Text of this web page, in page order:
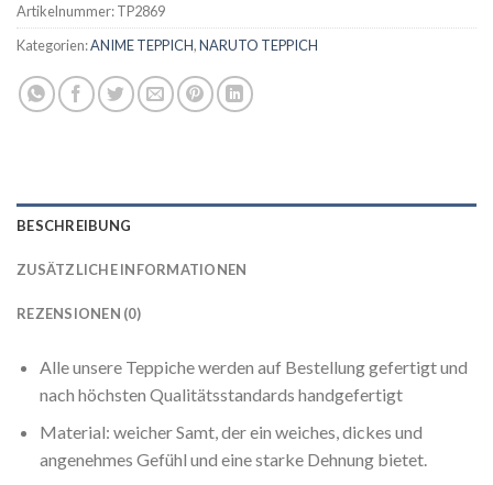
Artikelnummer:TP2869
Kategorien:ANIME TEPPICH,NARUTO TEPPICH
BESCHREIBUNG
ZUSÄTZLICHE INFORMATIONEN
REZENSIONEN (0)
Alle unsere Teppiche werden auf Bestellung gefertigt und
nach höchsten Qualitätsstandards handgefertigt
Material: weicher Samt, der ein weiches, dickes und
angenehmes Gefühl und eine starke Dehnung bietet.